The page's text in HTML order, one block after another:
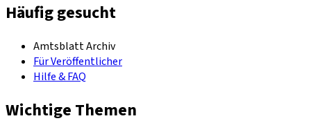
Häufig gesucht
Amtsblatt Archiv
Für Veröffentlicher
Hilfe & FAQ
Wichtige Themen